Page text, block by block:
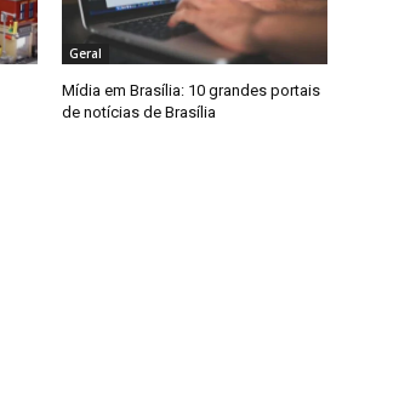
Geral
Mídia em Brasília: 10 grandes portais
de notícias de Brasília